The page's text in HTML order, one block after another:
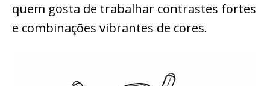
quem gosta de trabalhar contrastes fortes
e combinações vibrantes de cores.